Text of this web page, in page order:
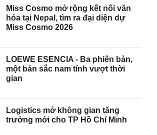
Miss Cosmo mở rộng kết nối văn
hóa tại Nepal, tìm ra đại diện dự
Miss Cosmo 2026
LOEWE ESENCIA - Ba phiên bản,
một bản sắc nam tính vượt thời
gian
Logistics mở không gian tăng
trưởng mới cho TP Hồ Chí Minh